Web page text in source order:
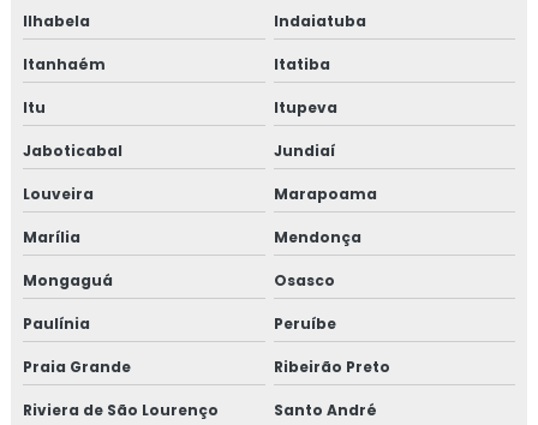
EMPRESAS QUE FAZEM TESTE DE ESTANQUEIDADE
INSPEÇÃO DE ESTANQUEIDADE
NR 10 CURSO
CURSO NR 10 ONLINE
CURSO NR 10 EAD
TREINAMENTO DE NR 10
TREINAMENTO NR10 BÁSICO
CURSO NR 10 PRESENCIAL
Ilhabela Indaiatuba
Itanhaém Itatiba
Itu Itupeva
Jaboticabal Jundiaí
Louveira Marapoama
Marília Mendonça
Mongaguá Osasco
Paulínia Peruíbe
Praia Grande Ribeirão Preto
Riviera de São Lourenço Santo André